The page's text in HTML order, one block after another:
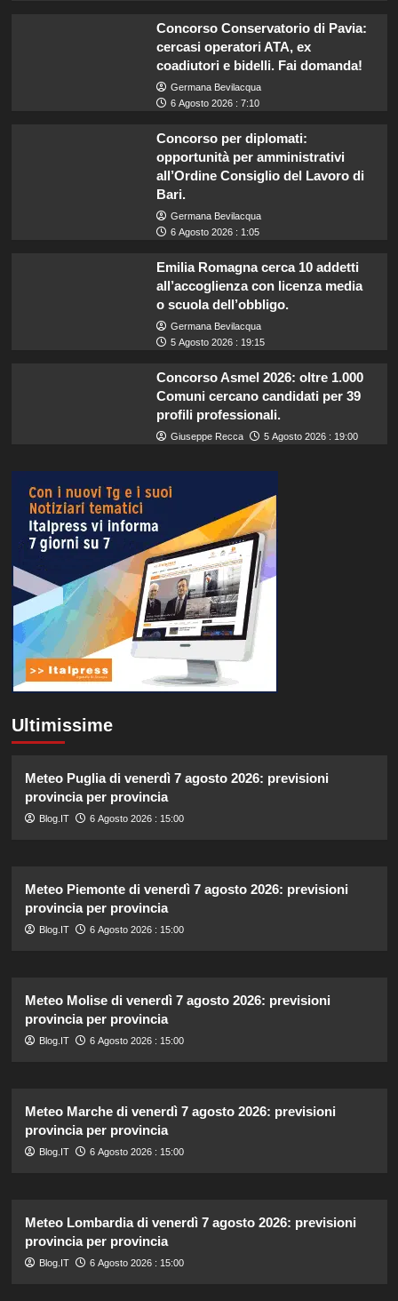
Concorso Conservatorio di Pavia:
cercasi operatori ATA, ex
coadiutori e bidelli. Fai domanda!
Germana Bevilacqua
6 Agosto 2026 : 7:10
Concorso per diplomati:
opportunità per amministrativi
all’Ordine Consiglio del Lavoro di
Bari.
Germana Bevilacqua
6 Agosto 2026 : 1:05
Emilia Romagna cerca 10 addetti
all’accoglienza con licenza media
o scuola dell’obbligo.
Germana Bevilacqua
5 Agosto 2026 : 19:15
Concorso Asmel 2026: oltre 1.000
Comuni cercano candidati per 39
profili professionali.
Giuseppe Recca 5 Agosto 2026 : 19:00
Ultimissime
Meteo Puglia di venerdì 7 agosto 2026: previsioni
provincia per provincia
Blog.IT 6 Agosto 2026 : 15:00
Meteo Piemonte di venerdì 7 agosto 2026: previsioni
provincia per provincia
Blog.IT 6 Agosto 2026 : 15:00
Meteo Molise di venerdì 7 agosto 2026: previsioni
provincia per provincia
Blog.IT 6 Agosto 2026 : 15:00
Meteo Marche di venerdì 7 agosto 2026: previsioni
provincia per provincia
Blog.IT 6 Agosto 2026 : 15:00
Meteo Lombardia di venerdì 7 agosto 2026: previsioni
provincia per provincia
Blog.IT 6 Agosto 2026 : 15:00